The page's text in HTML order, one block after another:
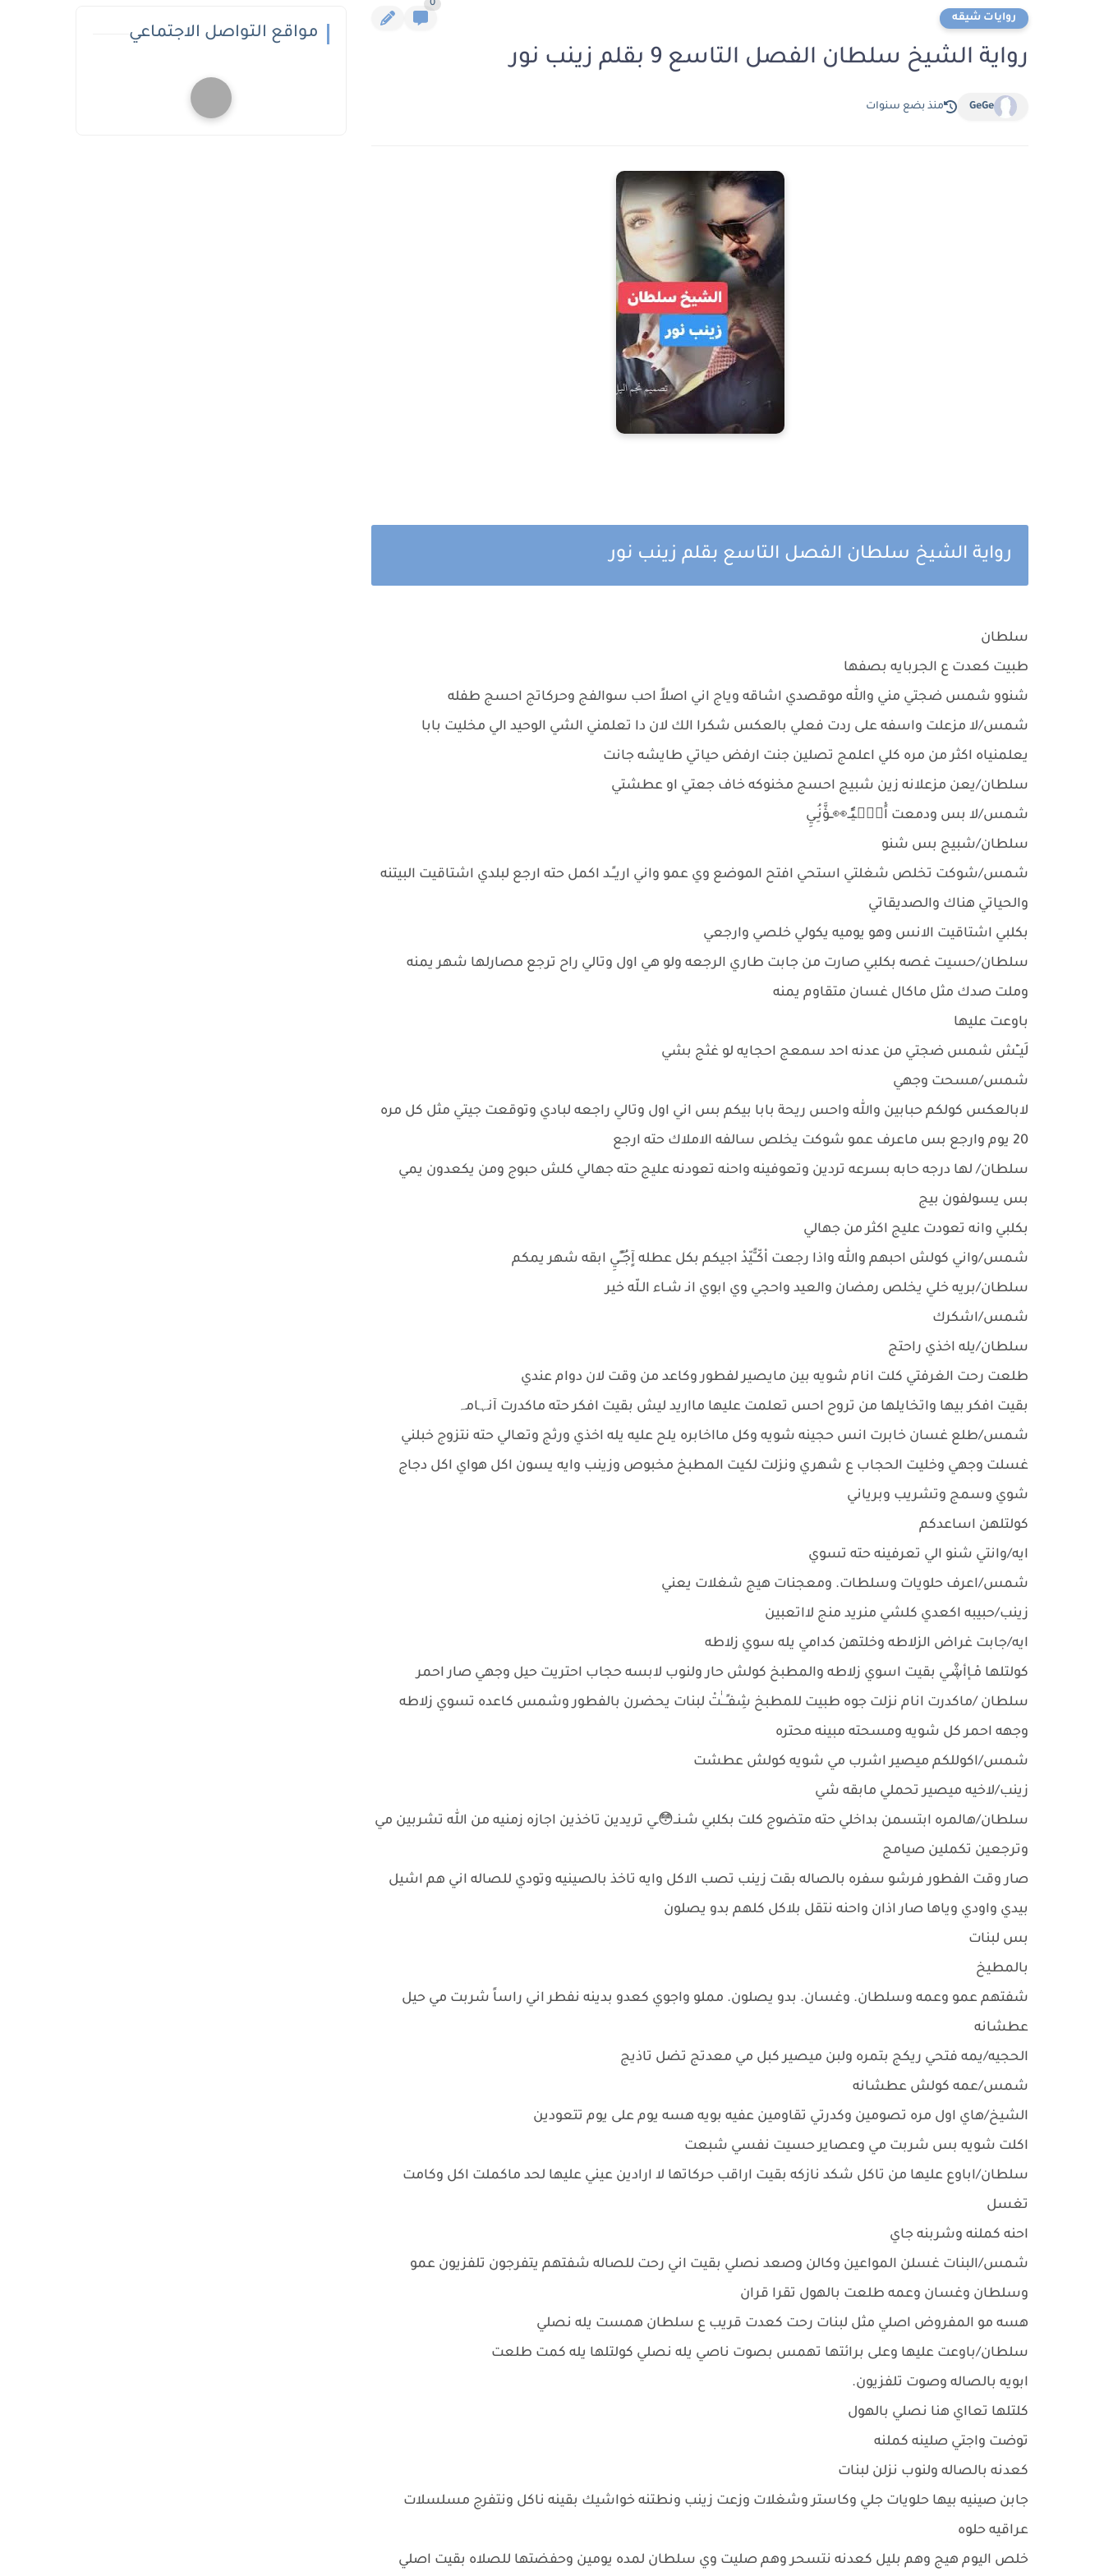
روايات شيقه
0
رواية الشيخ سلطان الفصل التاسع 9 بقلم زينب نور
GeGe منذ بضع سنوات
رواية الشيخ سلطان الفصل التاسع بقلم زينب نور
سلطان
طبيت كعدت ع الجربايه بصفها
شنوو شمس ضجتي مني والله موقصدي اشاقه وياج اني اصلاً احب سوالفج وحركاتج احسج طفله
شمس/لا مزعلت واسفه على ردت فعلي بالعكس شكرا الك لان دا تعلمني الشي الوحيد الي مخليت بابا
يعلمنياه اكثر من مره كلي اعلمج تصلين جنت ارفض حياتي طايشه جانت
سلطان/يعن مزعلانه زين شبيج احسج مخنوكه خاف جعتي او عطشتي
شمس/لا بس ودمعت اًْعًۤـيًٗــ👀ــؤَّنُِـيِ
سلطان/شبيج بس شنو
شمس/شوكت تخلص شغلتي استحي افتح الموضع وي عمو واني اريــٍـد اكمل حته ارجع لبلدي اشتاقيت البيتنه
والحياتي هناك والصديقاتي
بكلبي اشتاقيت الانس وهو يوميه يكولي خلصي وارجعي
سلطان/حسيت غصه بكلبي صارت من جابت طاري الرجعه ولو هي اول وتالي راح ترجع مصارلها شهر يمنه
وملت صدك مثل ماكال غسان متقاوم يمنه
باوعت عليها
لَيــِْش شمس ضجتي من عدنه احد سمعج احجايه لو غثج بشي
شمس/مسحت وجهي
لابالعكس كولكم حبابين والله واحس ريحة بابا بيكم بس اني اول وتالي راجعه لبادي وتوقعت جيتي مثل كل مره
20 يوم وارجع بس ماعرف عمو شوكت يخلص سالفه الاملاك حته ارجع
سلطان/ لها درجه حابه بسرعه تردين وتعوفينه واحنه تعودنه عليج حته جهالي كلش حبوج ومن يكعدون يمي
بس يسولفون بيج
بكلبي وانه تعودت عليج اكثر من جهالي
شمس/واني كولش احبهم والله واذا رجعت اْكّــًّيّدْ اجيكم بكل عطله آٍجُـٍـٍيِ ابقه شهر يمكم
سلطان/بريه خلي يخلص رمضان والعيد واحجي وي ابوي انـ شـاء الـلّه خير
شمس/اشكرك
سلطان/يله اخذي راحتج
طلعت رحت الغرفتي كلت انام شويه بين مايصير لفطور وكاعد من وقت لان دوام عندي
بقيت افكر بيها واتخايلها من تروح احس تعلمت عليها مااريد ليش بقيت افكر حته ماكدرت آنہامہ
شمس/طلع غسان خابرت انس حجينه شويه وكل مااخابره يلح عليه يله اخذي ورثج وتعالي حته نتزوج خبلني
غسلت وجهي وخليت الحجاب ع شهري ونزلت لكيت المطبخ مخبوص وزينب وايه يسون اكل هواي اكل دجاج
شوي وسمج وتشريب وبرياني
كولتلهن اساعدكم
ايه/وانتي شنو الي تعرفينه حته تسوي
شمس/اعرف حلويات وسلطات. ومعجنات هيج شغلات يعني
زينب/حبيبه اكعدي كلشي منريد منج لااتعبين
ايه/جابت غراض الزلاطه وخلتهن كدامي يله سوي زلاطه
كولتلها مْـإأڜْـي بقيت اسوي زلاطه والمطبخ كولش حار ولنوب لابسه حجاب احتريت حيل وجهي صار احمر
سلطان /ماكدرت انام نزلت جوه طبيت للمطبخ شِفـٍـــٰٰتْ لبنات يحضرن بالفطور وشمس كاعده تسوي زلاطه
وجهه احمر كل شويه ومسحته مبينه محتره
شمس/اكوللكم ميصير اشرب مي شويه كولش عطشت
زينب/لاخيه ميصير تحملي مابقه شي
سلطان/هالمره ابتسمن بداخلي حته متضوج كلت بكلبي شـنــ😳ـي تريدين تاخذين اجازه زمنيه من الله تشربين مي
وترجعين تكملين صيامج
صار وقت الفطور فرشو سفره بالصاله بقت زينب تصب الاكل وايه تاخذ بالصينيه وتودي للصاله اني هم اشيل
بيدي واودي وياها صار اذان واحنه نتقل بلاكل كلهم بدو يصلون
بس لبنات
بالمطيخ
شفتهم عمو وعمه وسلطان. وغسان. بدو يصلون. مملو واجوي كعدو بدينه نفطر اني راساً شربت مي حيل
عطشانه
الحجيه/يمه فتحي ريكج بتمره ولبن ميصير كبل مي معدتج تضل تاذيج
شمس/عمه كولش عطشانه
الشيخ/هاي اول مره تصومين وكدرتي تقاومين عفيه بويه هسه يوم على يوم تتعودين
اكلت شويه بس شربت مي وعصاير حسيت نفسي شبعت
سلطان/اباوع عليها من تاكل شكد نازكه بقيت اراقب حركاتها لا ارادين عيني عليها لحد ماكملت اكل وكامت
تغسل
احنه كملنه وشربنه جاي
شمس/البنات غسلن المواعين وكالن وصعد نصلي بقيت اني رحت للصاله شفتهم يتفرجون تلفزيون عمو
وسلطان وغسان وعمه طلعت بالهول تقرا قران
هسه مو المفروض اصلي مثل لبنات رحت كعدت قريب ع سلطان همست يله نصلي
سلطان/باوعت عليها وعلى برائتها تهمس بصوت ناصي يله نصلي كولتلها يله كمت طلعت
ابويه بالصاله وصوت تلفزيون.
كلتلها تعااي هنا نصلي بالهول
توضت واجتي صلينه كملنه
كعدنه بالصاله ولنوب نزلن لبنات
جابن صينيه بيها حلويات جلي وكاستر وشغلات وزعت زينب ونطتنه خواشيك بقينه ناكل ونتفرج مسلسلات
عراقيه حلوه
خلص اليوم هيج وهم بليل كعدنه نتسحر وهم صليت وي سلطان لمده يومين وحفضتها للصلاه بقيت اصلي
مواقع التواصل الاجتماعي